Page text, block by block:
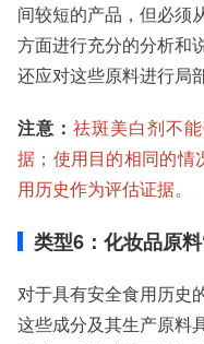
间较短的产品，但必须
方面进行充分的分析和
还应对这些原料进行局
注意： 祛斑美白剂不
据；使用目的相同的情
用历史作为评估证据。
类型6：化妆品原
对于具有安全食用历史
这些成分及其生产原料